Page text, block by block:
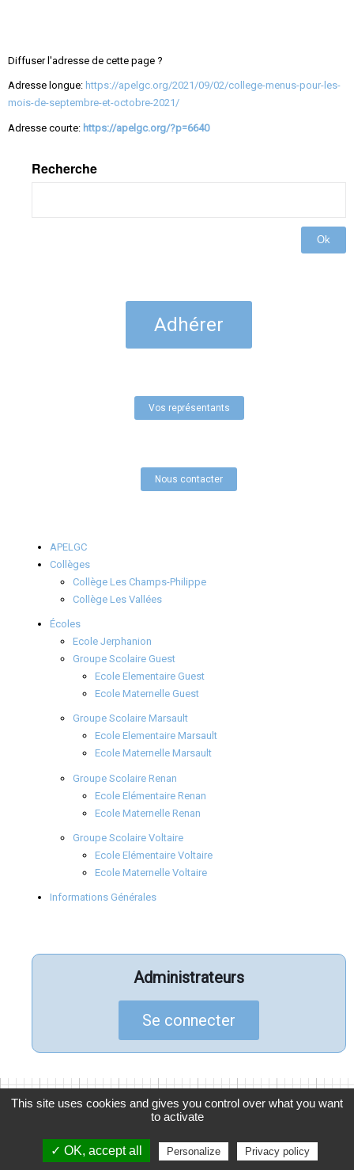
Diffuser l'adresse de cette page ?
Adresse longue: https://apelgc.org/2021/09/02/college-menus-pour-les-
mois-de-septembre-et-octobre-2021/
Adresse courte: https://apelgc.org/?p=6640
Recherche
Ok
Adhérer
Vos représentants
Nous contacter
APELGC
Collèges
Collège Les Champs-Philippe
Collège Les Vallées
Écoles
Ecole Jerphanion
Groupe Scolaire Guest
Ecole Elementaire Guest
Ecole Maternelle Guest
Groupe Scolaire Marsault
Ecole Elementaire Marsault
Ecole Maternelle Marsault
Groupe Scolaire Renan
Ecole Elémentaire Renan
Ecole Maternelle Renan
Groupe Scolaire Voltaire
Ecole Elémentaire Voltaire
Ecole Maternelle Voltaire
Informations Générales
Administrateurs
Se connecter
Garenne Colombes
This site uses cookies and gives you control over what you want
to activate
✓ OK, accept all Personalize Privacy policy